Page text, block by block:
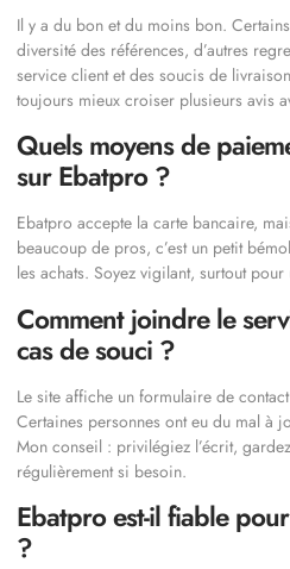
Il y a du bon et du moins bon.
diversité des références, d’autres
service client et des soucis de
toujours mieux croiser plusieurs avis
Quels moyens de
sur Ebatpro ?
Ebatpro accepte la carte bancaire,
beaucoup de pros, c’est un petit
les achats. Soyez vigilant, surtout
Comment joindre le
cas de souci ?
Le site affiche un formulaire de
Certaines personnes ont eu du mal à
Mon conseil : privilégiez l’écrit,
régulièrement si besoin.
Ebatpro est-il fiable
?